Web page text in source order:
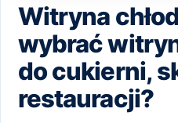
Witryna
wybrać
do cukierni,
restauracji?